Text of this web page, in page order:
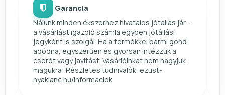
Garancia
Nálunk minden ékszerhez hivatalos jótállás jár -
a vásárlást igazoló számla egyben jótállási
jegyként is szolgál. Ha a termékkel bármi gond
adódna, egyszerűen és gyorsan intézzük a
cserét vagy javítást. Vásárlóinkat nem hagyjuk
magukra! Részletes tudnivalók: ezust-
nyaklanc.hu/informaciok